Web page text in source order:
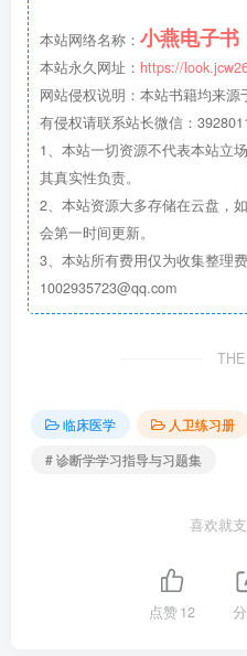
本站网络名称： 小燕电子书
本站永久网址： https://
网站侵权说明：本站书籍均来
有侵权请联系站长微信：
1、本站一切资源不代表本站立
其真实性负责。
2、本站资源大多存储在云盘，
会第一时间更新。
3、本站所有费用仅为收集整理
1002935723@qq.com
临床医学
人卫练习册
# 诊断学学习指导与习题集
喜欢就
点赞12